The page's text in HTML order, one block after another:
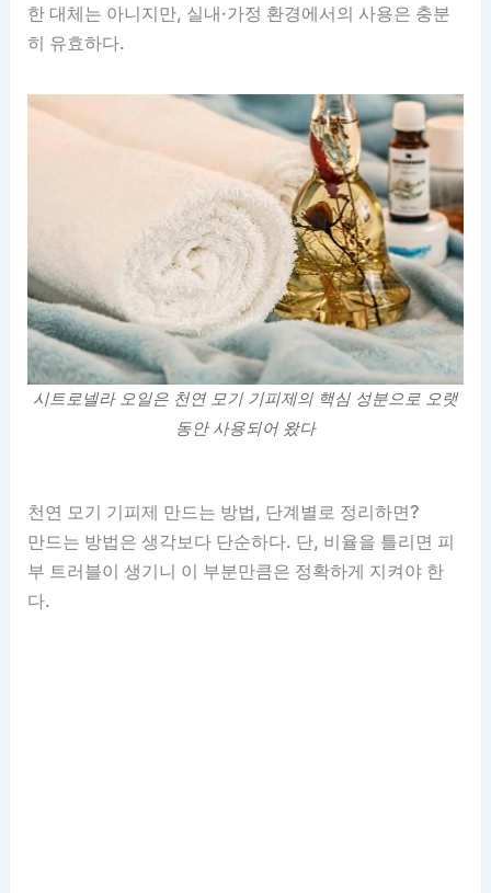
한 대체는 아니지만, 실내·가정 환경에서의 사용은 충분
히 유효하다.
시트로넬라 오일은 천연 모기 기피제의 핵심 성분으로 오랫
동안 사용되어 왔다
천연 모기 기피제 만드는 방법, 단계별로 정리하면?
만드는 방법은 생각보다 단순하다. 단, 비율을 틀리면 피
부 트러블이 생기니 이 부분만큼은 정확하게 지켜야 한
다.